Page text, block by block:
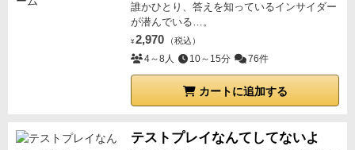
誰かひとり、答えを知っているインサイダー
が潜んでいる…。
¥ 2,970 （税込）
4～8人 10～15分 76件
カートに追加する
テストプレイなんてしてないよ